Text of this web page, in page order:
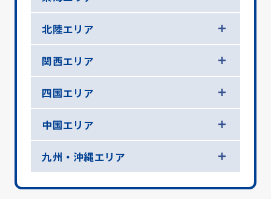
北陸エリア
関西エリア
四国エリア
中国エリア
九州・沖縄エリア